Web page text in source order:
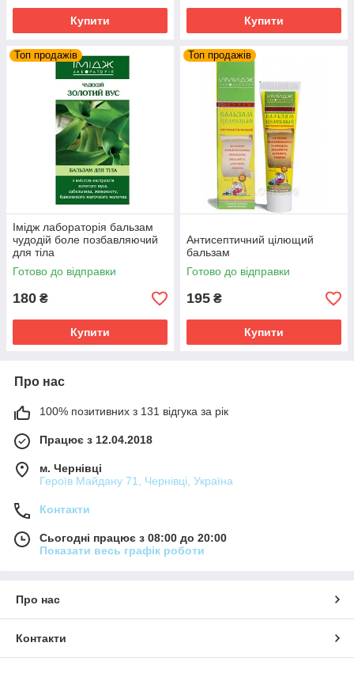
Купити Купити
Топ продажів
Імідж лабораторія бальзам
чудодій боле позбавляючий
для тіла
Готово до відправки
180 ₴
Купити
Топ продажів
Антисептичний цілющий
бальзам
Готово до відправки
195 ₴
Купити
Про нас
100% позитивних з 131 відгука за рік
Працює з 12.04.2018
м. Чернівці
Героїв Майдану 71, Чернівці, Україна
Контакти
Сьогодні працює з 08:00 до 20:00
Показати весь графік роботи
Про нас
Контакти